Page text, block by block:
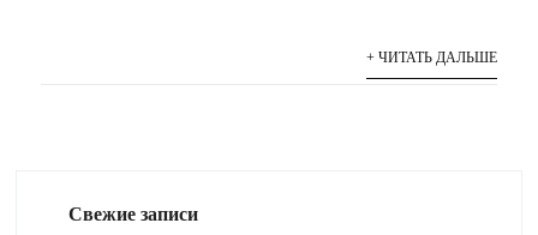
+ ЧИТАТЬ ДАЛЬШЕ
Свежие записи